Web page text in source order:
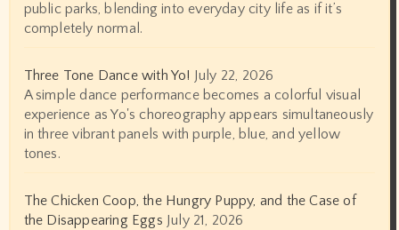
public parks, blending into everyday city life as if it’s
completely normal.
Three Tone Dance with Yo! July 22, 2026
A simple dance performance becomes a colorful visual
experience as Yo's choreography appears simultaneously
in three vibrant panels with purple, blue, and yellow
tones.
The Chicken Coop, the Hungry Puppy, and the Case of
the Disappearing Eggs July 21, 2026